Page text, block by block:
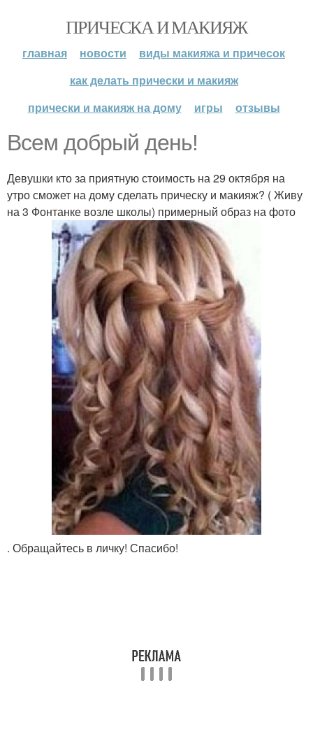
ПРИЧЕСКА И МАКИЯЖ
главная новости
виды макияжа и причесок
как делать прически и макияж
прически и макияж на дому
игры отзывы
Всем добрый день!
Девушки кто за приятную стоимость на 29 октября на
утро сможет на дому сделать прическу и макияж? ( Живу
на 3 Фонтанке возле школы) примерный образ на фото
. Обращайтесь в личку! Спасибо!